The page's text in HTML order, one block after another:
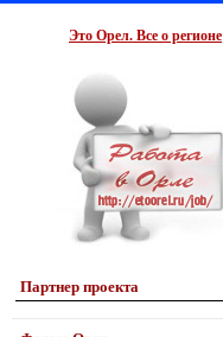
Это Орел. Все о регионе
Партнер проекта